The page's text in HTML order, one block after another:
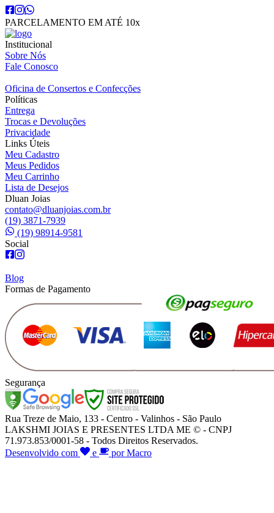
PARCELAMENTO EM ATÉ 10x
Institucional
Sobre Nós
Fale Conosco
Oficina de Consertos e Confecções
Políticas
Entrega
Trocas e Devoluções
Privacidade
Links Úteis
Meu Cadastro
Meus Pedidos
Meu Carrinho
Lista de Desejos
Dluan Joias
contato@dluanjoias.com.br
(19) 3871-7939
(19) 98914-9581
Social
Blog
Formas de Pagamento
Segurança
Rua Treze de Maio, 133 - Centro - Valinhos - São Paulo
LAKSHMI JOIAS E PRESENTES LTDA ME © - CNPJ
71.973.853/0001-58 - Todos Direitos Reservados.
Desenvolvido com
e por Macro